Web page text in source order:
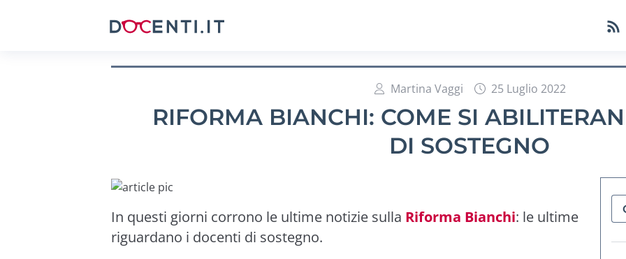
Martina Vaggi 25 Luglio 2022
RIFORMA BIANCHI: COME SI
DI SOSTEGNO
In questi giorni corrono le ultime notizie sulla Riforma Bianchi: le ultime
riguardano i docenti di sostegno.